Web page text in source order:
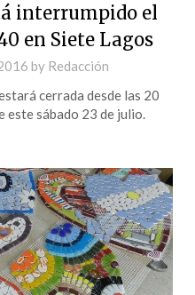
interrumpido el
en Siete Lagos
by Redacción
cerrada desde las 20
este sábado 23 de julio.